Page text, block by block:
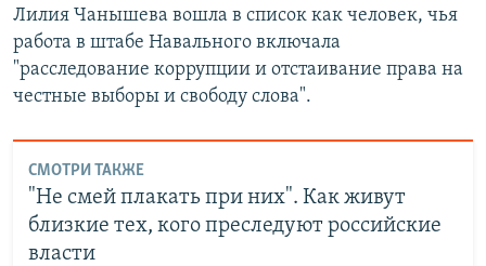
Лилия Чанышева вошла в список как человек, чья
работа в штабе Навального включала
"расследование коррупции и отстаивание права на
честные выборы и свободу слова".
СМОТРИ ТАКЖЕ
"Не смей плакать при них". Как живут
близкие тех, кого преследуют российские
власти